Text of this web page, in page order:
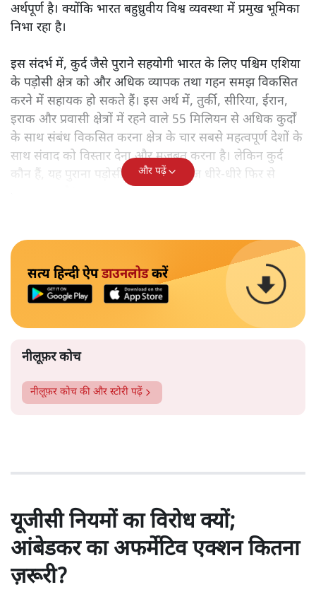
अर्थपूर्ण है। क्योंकि भारत बहुध्रुवीय विश्व व्यवस्था में प्रमुख भूमिका
निभा रहा है।
इस संदर्भ में, कुर्द जैसे पुराने सहयोगी भारत के लिए पश्चिम एशिया
के पड़ोसी क्षेत्र को और अधिक व्यापक तथा गहन समझ विकसित
करने में सहायक हो सकते हैं। इस अर्थ में, तुर्की, सीरिया, ईरान,
इराक और प्रवासी क्षेत्रों में रहने वाले 55 मिलियन से अधिक कुर्दों
के साथ संबंध विकसित करना क्षेत्र के चार सबसे महत्वपूर्ण देशों के
साथ संवाद को विस्तार देना और मजबूत करना है। लेकिन कुर्द
कौन हैं, यह पुराना पड़ोसी जिसे भारत आज धीरे-धीरे फिर से
और पढ़ें
सत्य हिन्दी ऐपडाउनलोडकरें
नीलूफ़र कोच
नीलूफ़र कोच की और स्टोरी पढ़ें
यूजीसी नियमों का विरोध क्यों;
आंबेडकर का अफर्मेटिव एक्शन कितना
ज़रूरी?